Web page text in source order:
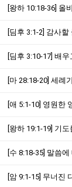
[왕하 10:18-36] 올
[딤후 3:1-2] 감사
[딤후 3:10-17] 배
[마 28:18-20] 세례
[애 5:1-10] 영원한
[왕하 19:1-19] 기
[수 8:18-35] 말씀